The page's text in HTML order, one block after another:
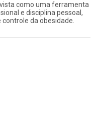
como uma ferramenta
e disciplina pessoal,
da obesidade.